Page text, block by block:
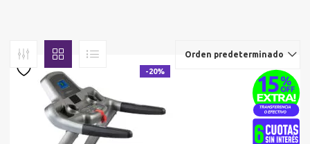
Orden predeterminado
-20%